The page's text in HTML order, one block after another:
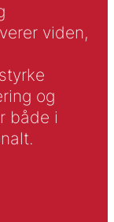
viden,
og
både i